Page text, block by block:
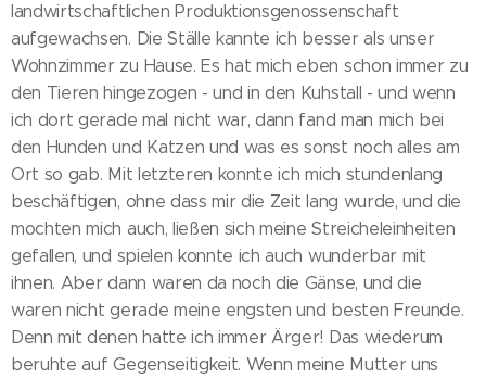
landwirtschaftlichen Produktionsgenossenschaft
aufgewachsen. Die Ställe kannte ich besser als unser
Wohnzimmer zu Hause. Es hat mich eben schon immer zu
den Tieren hingezogen - und in den Kuhstall - und wenn
ich dort gerade mal nicht war, dann fand man mich bei
den Hunden und Katzen und was es sonst noch alles am
Ort so gab. Mit letzteren konnte ich mich stundenlang
beschäftigen, ohne dass mir die Zeit lang wurde, und die
mochten mich auch, ließen sich meine Streicheleinheiten
gefallen, und spielen konnte ich auch wunderbar mit
ihnen. Aber dann waren da noch die Gänse, und die
waren nicht gerade meine engsten und besten Freunde.
Denn mit denen hatte ich immer Ärger! Das wiederum
beruhte auf Gegenseitigkeit. Wenn meine Mutter uns